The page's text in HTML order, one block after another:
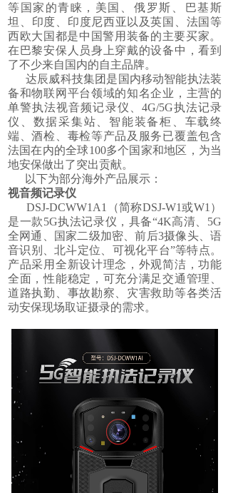
等国家的青睐，美国、‌俄罗斯、‌巴基斯
坦、‌印度、‌印度尼西亚以及英国、‌法国等
西欧大国都是中国警用装备的主要买家。‌
在巴黎安保人员身上穿戴的设备中，看到
了不少来自国内的自主品牌。
达辰威科技集团是国内移动智能执法装
备和物联网平台领域的知名企业，主营的
单警执法视音频记录仪、4G/5G执法记录
仪、数据采集站、智能装备柜、车载终
端、酒检、毒检等产品及服务已覆盖包含
法国在内的全球100多个国家和地区，为当
地安保做出了突出贡献。
以下为部分海外产品展示：
视音频记录仪
DSJ-DCWW1A1（简称DSJ-W1或W1）
是一款5G执法记录仪，具备“4K高清、5G
全网通、国家二级加密、前后3摄像头、语
音识别、北斗定位、可视化平台”等特点。
产品采用全新设计理念，外观简洁，功能
全面，性能稳定，可充分满足交通管理、
道路执勤、事故勘察、灾害救助等各类活
动安保现场取证摄录的需求。